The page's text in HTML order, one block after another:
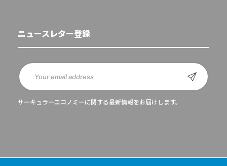
ニュースレター登録
サーキュラーエコノミーに関する最新情報をお届けします。